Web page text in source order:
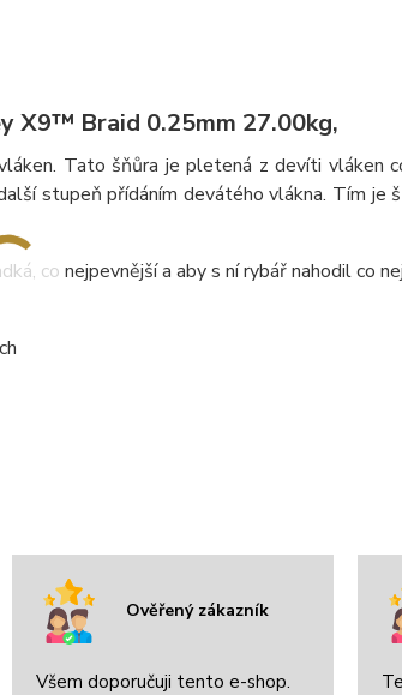
X9™ Braid 0.25mm 27.00kg,
Tato šňůra je pletená z devíti vláken
stupeň přídáním devátého vlákna. Tím je
co nejpevnější a aby s ní rybář nahodil co
Ověřený zákazník
Všem doporučuji tento e-shop.